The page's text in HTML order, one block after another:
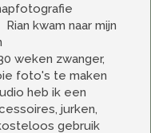
kwam naar mijn
weken zwanger,
foto's te maken
heb ik een
jurken,
gebruik